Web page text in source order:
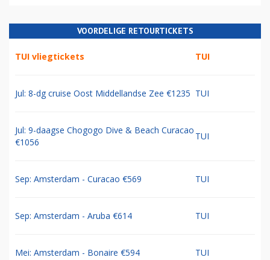
VOORDELIGE RETOURTICKETS
TUI vliegtickets TUI
Jul: 8-dg cruise Oost Middellandse Zee €1235 TUI
Jul: 9-daagse Chogogo Dive & Beach Curacao
€1056
TUI
Sep: Amsterdam - Curacao €569 TUI
Sep: Amsterdam - Aruba €614 TUI
Mei: Amsterdam - Bonaire €594 TUI